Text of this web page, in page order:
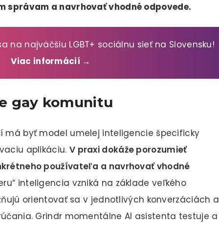
správam a navrhovať vhodné odpovede.
na najväčšiu LGBT+ sociálnu sieť na Slovensku!
Viac informácií →
gay komunitu
má byť model umelej inteligencie špecificky
aplikáciu. V praxi dokáže porozumieť
používateľa a navrhovať vhodné
inteligencia vzniká na základe veľkého
orientovať sa v jednotlivých konverzáciách a
Grindr momentálne AI asistenta testuje a